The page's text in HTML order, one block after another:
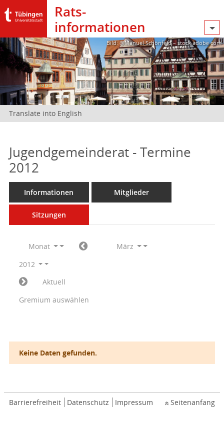
Rats­
informationen
Bild: @Manuel Schönfeld – stock.adobe.com
Translate into English
Jugendgemeinderat - Termine
2012
Informationen Mitglieder
Sitzungen
Monat
März
2012
Aktuell
Gremium auswählen
Keine Daten gefunden.
Barrierefreiheit Datenschutz Impressum Seitenanfang